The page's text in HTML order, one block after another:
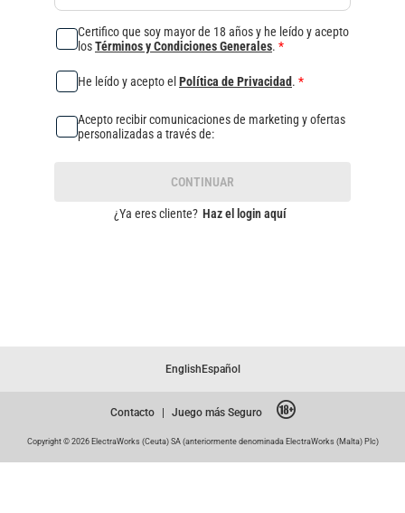
Certifico que soy mayor de 18 años y he leído y acepto
losTérminos y Condiciones Generales. *
He leído y acepto el Política de Privacidad. *
Acepto recibir comunicaciones de marketing y ofertas
personalizadas a través de:
CONTINUAR
¿Ya eres cliente? Haz el login aquí
English Español
Contacto Juego más Seguro
Copyright © 2026 ElectraWorks (Ceuta) SA (anteriormente denominada ElectraWorks (Malta) Plc)